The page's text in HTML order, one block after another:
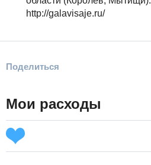
http://galavisaje.ru/
Поделиться
Мои расходы